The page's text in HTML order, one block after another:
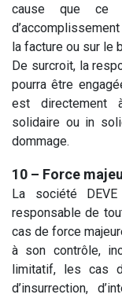
cause que ce
la facture ou sur le
De surcroit, la
pourra être
est directement
solidaire ou in
dommage.
10 – Force
La société
responsable de
cas de force
à son contrôle,
limitatif, les cas
d’insurrection,